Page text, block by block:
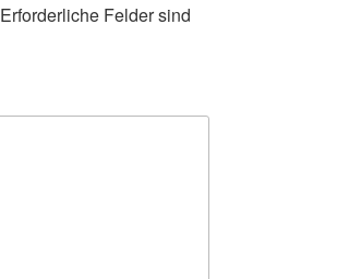
Erforderliche Felder sind